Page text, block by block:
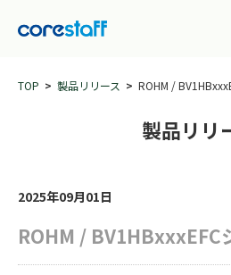
TOP 製品リリース ROHM /
製品リリ
2025年09月01日
ROHM / BV1HBxxxEFC